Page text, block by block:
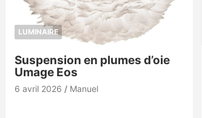
LUMINAIRE
Suspension en plumes d’oie
Umage Eos
6 avril 2026 Manuel